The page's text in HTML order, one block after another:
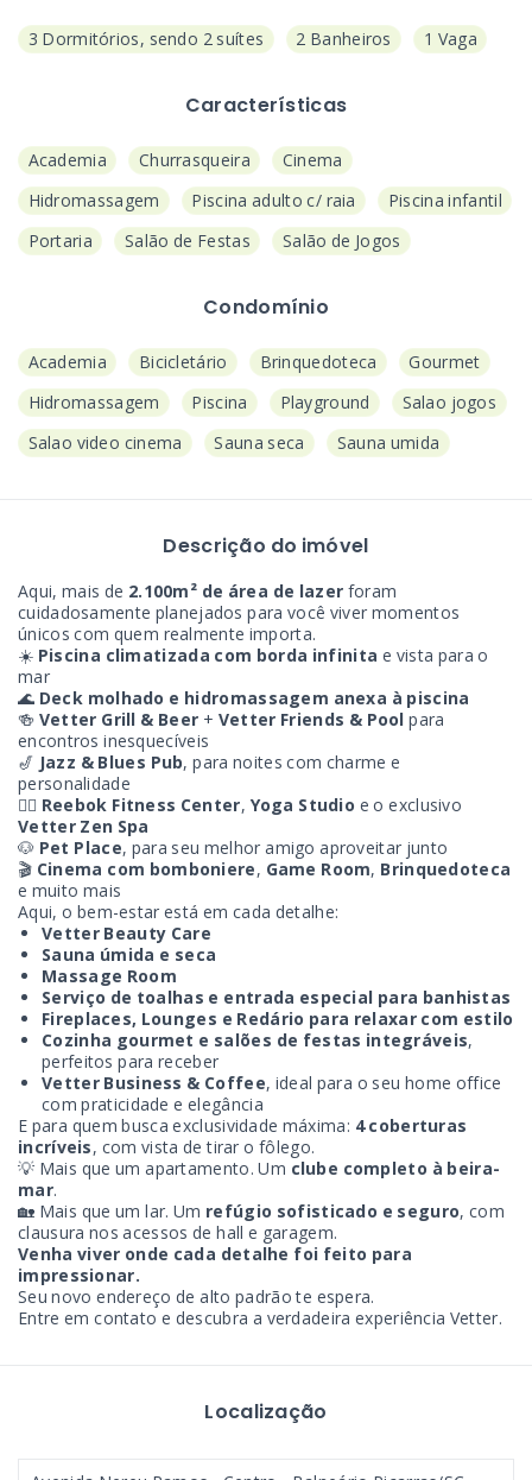
3 Dormitórios, sendo 2 suítes 2 Banheiros 1 Vaga
Características
Academia Churrasqueira
Cinema
Hidromassagem
Piscina adulto c/ raia
Piscina infantil
Portaria
Salão de Festas Salão de Jogos
Condomínio
Academia Bicicletário Brinquedoteca
Gourmet
Hidromassagem
Piscina Playground
Salao jogos
Salao video cinema
Sauna seca Sauna umida
Descrição do imóvel
Aqui, mais de 2.100m² de área de lazer foram
cuidadosamente planejados para você viver momentos
únicos com quem realmente importa.
☀️ Piscina climatizada com borda infinita e vista para o
mar
🌊 Deck molhado e hidromassagem anexa à piscina
🍻 Vetter Grill & Beer + Vetter Friends & Pool para
encontros inesquecíveis
🎷 Jazz & Blues Pub, para noites com charme e
personalidade
🏋️‍♂️ Reebok Fitness Center, Yoga Studio e o exclusivo
Vetter Zen Spa
🐶 Pet Place, para seu melhor amigo aproveitar junto
🎬 Cinema com bomboniere, Game Room, Brinquedoteca
e muito mais
Aqui, o bem-estar está em cada detalhe:
Vetter Beauty Care
Sauna úmida e seca
Massage Room
Serviço de toalhas e entrada especial para banhistas
Fireplaces, Lounges e Redário para relaxar com estilo
Cozinha gourmet e salões de festas integráveis,
perfeitos para receber
Vetter Business & Coffee, ideal para o seu home office
com praticidade e elegância
E para quem busca exclusividade máxima: 4 coberturas
incríveis, com vista de tirar o fôlego.
💡 Mais que um apartamento. Um clube completo à beira-
mar.
🏡 Mais que um lar. Um refúgio sofisticado e seguro, com
clausura nos acessos de hall e garagem.
Venha viver onde cada detalhe foi feito para
impressionar.
Seu novo endereço de alto padrão te espera.
Entre em contato e descubra a verdadeira experiência Vetter.
Localização